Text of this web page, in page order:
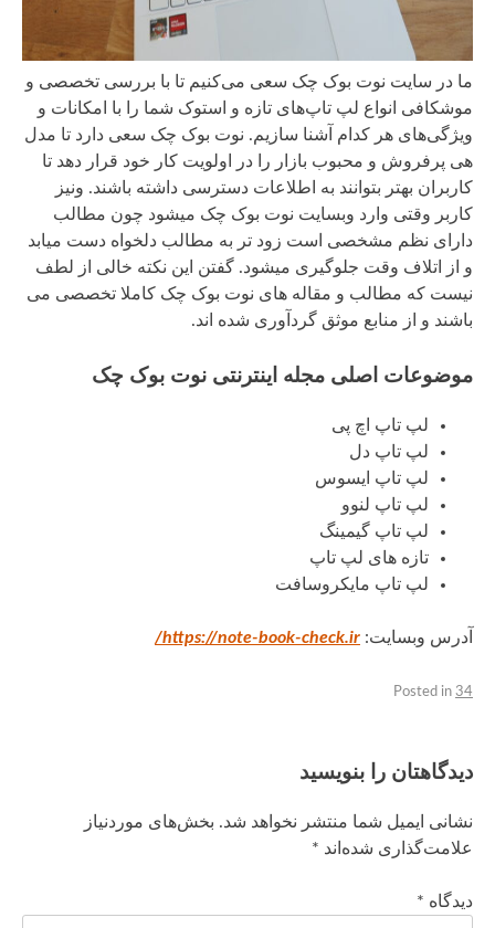
ما در سایت نوت بوک چک سعی می‌کنیم تا با بررسی تخصصی و
موشکافی انواع لپ تاپ‌های تازه و استوک شما را با امکانات و
ویژگی‌های هر کدام آشنا سازیم. نوت بوک چک سعی دارد تا مدل
هی پرفروش و محبوب بازار را در اولویت کار خود قرار دهد تا
کاربران بهتر بتوانند به اطلاعات دسترسی داشته باشند. ونیز
کاربر وقتی وارد وبسایت نوت بوک چک میشود چون مطالب
دارای نظم مشخصی است زود تر به مطالب دلخواه دست میابد
و از اتلاف وقت جلوگیری میشود. گفتن این نکته خالی از لطف
نیست که مطالب و مقاله های نوت بوک چک کاملا تخصصی می
باشند و از منابع موثق گردآوری شده اند.
موضوعات اصلی مجله اینترنتی نوت بوک چک
لپ تاپ اچ پی
لپ تاپ دل
لپ تاپ ایسوس
لپ تاپ لنوو
لپ تاپ گیمینگ
تازه های لپ تاپ
لپ تاپ مایکروسافت
آدرس وبسایت: https://note-book-check.ir/
Posted in 34
دیدگاهتان را بنویسید
نشانی ایمیل شما منتشر نخواهد شد. بخش‌های موردنیاز
علامت‌گذاری شده‌اند *
دیدگاه *